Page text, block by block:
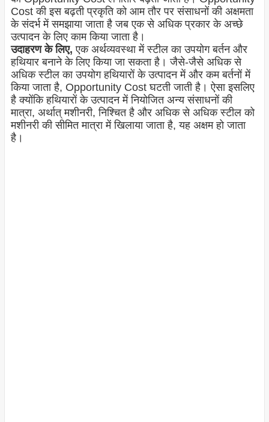
Cost की इस बढ़ती प्रकृति को आम तौर पर संसाधनों की अक्षमता
के संदर्भ में समझाया जाता है जब एक से अधिक प्रकार के अच्छे
उत्पादन के लिए काम किया जाता है।
उदाहरण के लिए, एक अर्थव्यवस्था में स्टील का उपयोग बर्तन और
हथियार बनाने के लिए किया जा सकता है। जैसे-जैसे अधिक से
अधिक स्टील का उपयोग हथियारों के उत्पादन में और कम बर्तनों में
किया जाता है, Opportunity Cost घटती जाती है। ऐसा इसलिए
है क्योंकि हथियारों के उत्पादन में नियोजित अन्य संसाधनों की
मात्रा, अर्थात् मशीनरी, निश्चित है और अधिक से अधिक स्टील को
मशीनरी की सीमित मात्रा में खिलाया जाता है, यह अक्षम हो जाता
है।